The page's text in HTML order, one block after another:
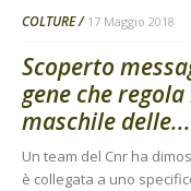
COLTURE 17 Maggio 2018
Scoperto
gene che
maschile delle...
Un team del Cnr ha
è collegata a uno